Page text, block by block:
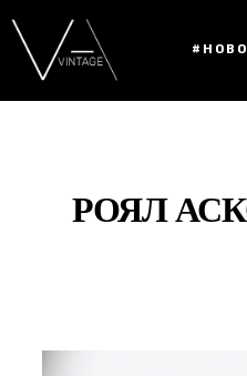
РОЯЛ